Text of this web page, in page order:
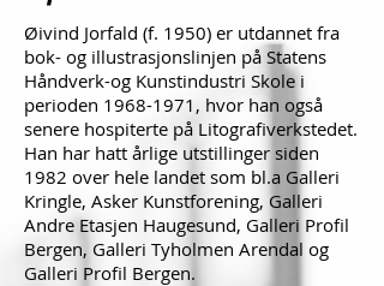
Øivind Jorfald (f. 1950) er utdannet fra
bok- og illustrasjonslinjen på Statens
Håndverk-og Kunstindustri Skole i
perioden 1968-1971 , hvor han også
senere hospiterte på Litografiverkstedet.
Han har hatt årlige utstillinger siden
1982 over hele landet som bl.a Galleri
Kringle, Asker Kunstforening, Galleri
Andre Etasjen Haugesund, Galleri Profil
Bergen, Galleri Tyholmen Arendal og
Galleri Profil Bergen.